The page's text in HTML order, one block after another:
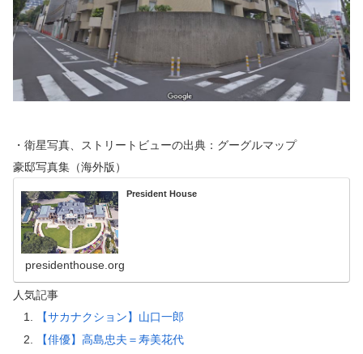
・衛星写真、ストリートビューの出典：グーグルマップ
豪邸写真集（海外版）
President House
presidenthouse.org
人気記事
【サカナクション】山口一郎
【俳優】高島忠夫＝寿美花代